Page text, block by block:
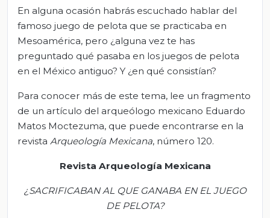
En alguna ocasión habrás escuchado hablar del
famoso juego de pelota que se practicaba en
Mesoamérica, pero ¿alguna vez te has
preguntado qué pasaba en los juegos de pelota
en el México antiguo? Y ¿en qué consistían?
Para conocer más de este tema, lee un fragmento
de un artículo del arqueólogo mexicano Eduardo
Matos Moctezuma, que puede encontrarse en la
revista Arqueología Mexicana, número 120.
Revista Arqueología Mexicana
¿SACRIFICABAN AL QUE GANABA EN EL JUEGO
DE PELOTA?